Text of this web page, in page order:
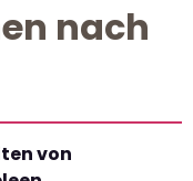
nach
von